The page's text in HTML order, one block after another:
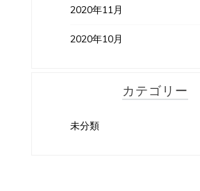
2020年11月
2020年10月
カテゴリー
未分類